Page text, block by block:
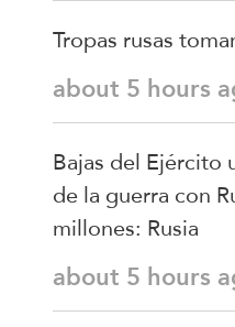
Tropas rusas
about 5 hours
Bajas del Ejército
de la guerra con
millones: Rusia
about 5 hours